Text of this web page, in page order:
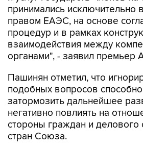
принимались исключительно
правом ЕАЭС, на основе
процедур и в рамках
взаимодействия между
органами", - заявил премьер
Пашинян отметил, что
подобных вопросов
затормозить дальнейшее
негативно повлиять на
стороны граждан и делового
стран Союза.